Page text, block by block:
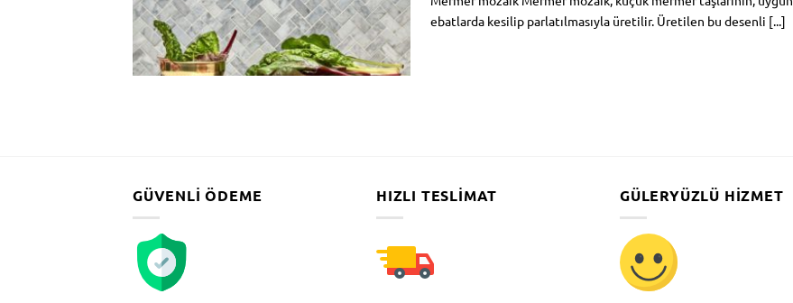
ebatlarda kesilip parlatılmasıyla üretilir. Üretilen bu desenli [...]
GÜVENLI ÖDEME HIZLI TESLIMAT GÜLERYÜZLÜ HIZMET